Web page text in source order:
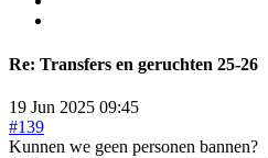
Re: Transfers en geruchten 25-26
19 Jun 2025 09:45
#139
Kunnen we geen personen bannen?